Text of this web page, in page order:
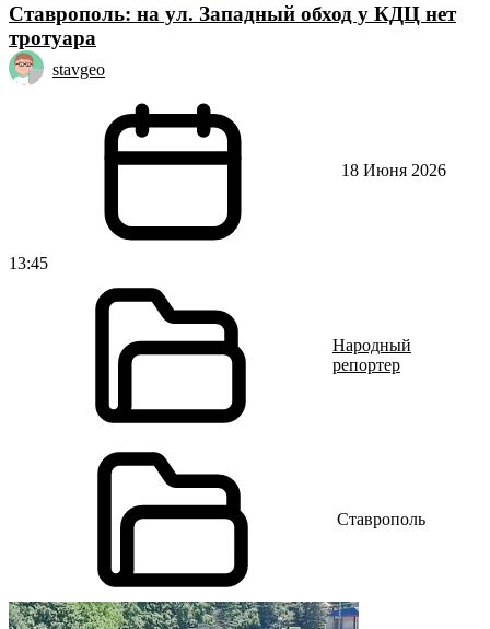
Ставрополь: на ул. Западный обход у КДЦ нет
тротуара
stavgeo
18 Июня 2026
13:45
Народный
репортер
Ставрополь